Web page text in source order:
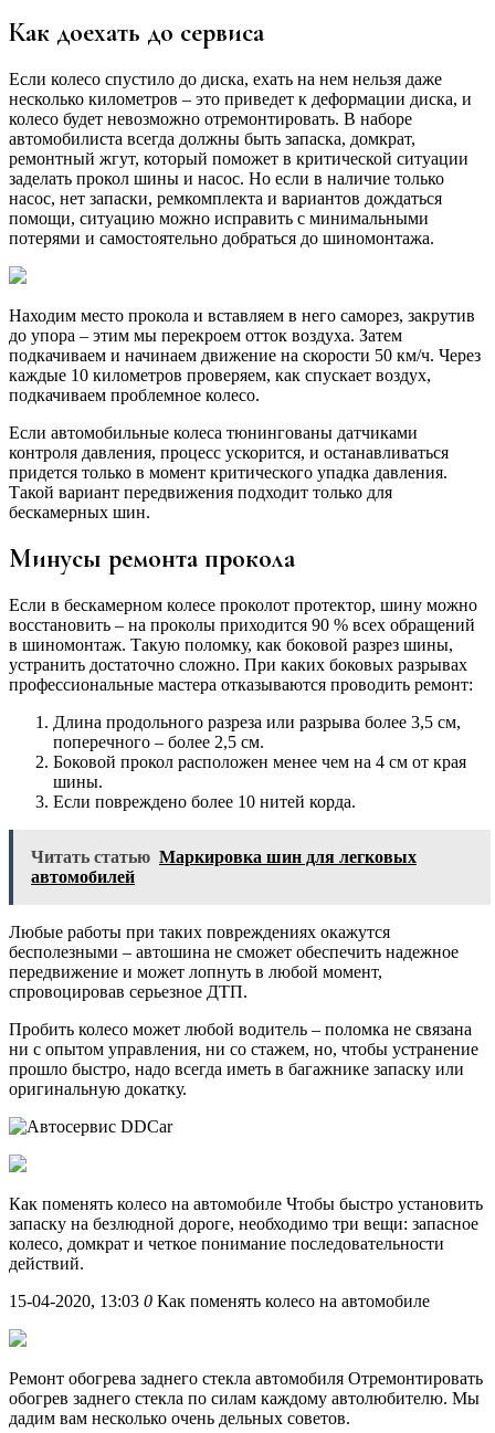
Как доехать до сервиса
Если колесо спустило до диска, ехать на нем нельзя даже
несколько километров – это приведет к деформации диска, и
колесо будет невозможно отремонтировать. В наборе
автомобилиста всегда должны быть запаска, домкрат,
ремонтный жгут, который поможет в критической ситуации
заделать прокол шины и насос. Но если в наличие только
насос, нет запаски, ремкомплекта и вариантов дождаться
помощи, ситуацию можно исправить с минимальными
потерями и самостоятельно добраться до шиномонтажа.
Находим место прокола и вставляем в него саморез, закрутив
до упора – этим мы перекроем отток воздуха. Затем
подкачиваем и начинаем движение на скорости 50 км/ч. Через
каждые 10 километров проверяем, как спускает воздух,
подкачиваем проблемное колесо.
Если автомобильные колеса тюнингованы датчиками
контроля давления, процесс ускорится, и останавливаться
придется только в момент критического упадка давления.
Такой вариант передвижения подходит только для
бескамерных шин.
Минусы ремонта прокола
Если в бескамерном колесе проколот протектор, шину можно
восстановить – на проколы приходится 90 % всех обращений
в шиномонтаж. Такую поломку, как боковой разрез шины,
устранить достаточно сложно. При каких боковых разрывах
профессиональные мастера отказываются проводить ремонт:
Длина продольного разреза или разрыва более 3,5 см,
поперечного – более 2,5 см.
Боковой прокол расположен менее чем на 4 см от края
шины.
Если повреждено более 10 нитей корда.
Читать статью Маркировка шин для легковых
автомобилей
Любые работы при таких повреждениях окажутся
бесполезными – автошина не сможет обеспечить надежное
передвижение и может лопнуть в любой момент,
спровоцировав серьезное ДТП.
Пробить колесо может любой водитель – поломка не связана
ни с опытом управления, ни со стажем, но, чтобы устранение
прошло быстро, надо всегда иметь в багажнике запаску или
оригинальную докатку.
Как поменять колесо на автомобиле Чтобы быстро установить
запаску на безлюдной дороге, необходимо три вещи: запасное
колесо, домкрат и четкое понимание последовательности
действий.
15-04-2020, 13:03 0 Как поменять колесо на автомобиле
Ремонт обогрева заднего стекла автомобиля Отремонтировать
обогрев заднего стекла по силам каждому автолюбителю. Мы
дадим вам несколько очень дельных советов.